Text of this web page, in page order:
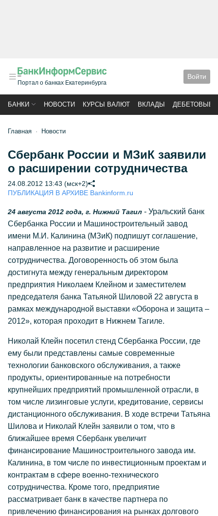
Портал о банках Екатеринбурга
Войти
БАНКИ НОВОСТИ КУРСЫ ВАЛЮТ ВКЛАДЫ ДЕБЕТОВЫЕ
Главная Новости
Сбербанк России и МЗиК заявили
о расширении сотрудничества
24.08.2012 13:43 (мск+2)
ПУБЛИКАЦИЯ В АРХИВЕ Bankinform.ru
24 августа 2012 года, г. Нижний Тагил - Уральский банк
Сбербанка России и Машиностроительный завод
имени М.И. Калинина (МЗиК) подпишут соглашение,
направленное на развитие и расширение
сотрудничества. Договоренность об этом была
достигнута между генеральным директором
предприятия Николаем Клейном и заместителем
председателя банка Татьяной Шиловой 22 августа в
рамках международной выставки «Оборона и защита –
2012», которая проходит в Нижнем Тагиле.
Николай Клейн посетил стенд Сбербанка России, где
ему были представлены самые современные
технологии банковского обслуживания, а также
продукты, ориентированные на потребности
крупнейших предприятий промышленной отрасли, в
том числе лизинговые услуги, кредитование, сервисы
дистанционного обслуживания. В ходе встречи Татьяна
Шилова и Николай Клейн заявили о том, что в
ближайшее время Сбербанк увеличит
финансирование Машиностроительного завода им.
Калинина, в том числе по инвестиционным проектам и
контрактам в сфере военно-технического
сотрудничества. Кроме того, предприятие
рассматривает банк в качестве партнера по
привлечению финансирования на рынках долгового